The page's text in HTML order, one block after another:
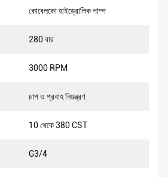
কোবেলকো হাইড্রোলিক পাম্প
280 বার
3000 RPM
চাপ ও প্রবাহ নিয়ন্ত্রণ
10 থেকে 380 CST
G3/4